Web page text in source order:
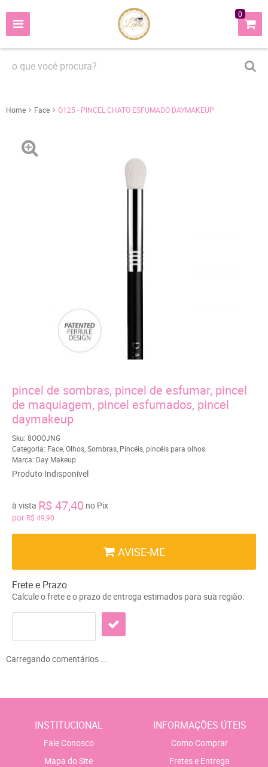
0
Home Face O125 - PINCEL CHATO ESFUMADO DAYMAKEUP
pincel de sombras, pincel de esfumar, pincel
de maquiagem, pincel esfumados, pincel
daymakeup
Sku: 8OOOJNG
Categoria: Face Olhos Sombras Pincéis pincéis para olhos
Marca: Day Makeup
Produto Indisponível
por R$ 49,90
à vista R$ 47,40 no Pix
AVISE-ME
Frete e Prazo
Calcule o frete e o prazo de entrega estimados para sua região:
Carregando comentários ...
INSTITUCIONAL
Fale Conosco
Mapa do Site
INFORMAÇÕES ÚTEIS
Como Comprar
Fretes e Entrega